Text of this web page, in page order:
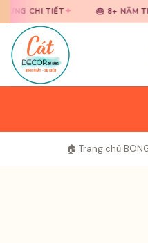
qua
nội
dung
qua
nội
dung
🎂 8+ NĂM TRANG TRÍ SINH
🏠 Trang chủ